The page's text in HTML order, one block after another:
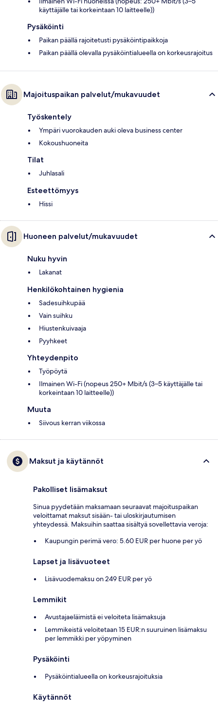
käyttäjälle tai korkeintaan 10 laitteelle))
Pysäköinti
Paikan päällä rajoitetusti pysäköintipaikkoja
Paikan päällä olevalla pysäköintialueella on korkeusrajoitus
Majoituspaikan palvelut/mukavuudet
Työskentely
Ympäri vuorokauden auki oleva business center
Kokoushuoneita
Tilat
Juhlasali
Esteettömyys
Hissi
Huoneen palvelut/mukavuudet
Nuku hyvin
Lakanat
Henkilökohtainen hygienia
Sadesuihkupää
Vain suihku
Hiustenkuivaaja
Pyyhkeet
Yhteydenpito
Työpöytä
Ilmainen Wi-Fi (nopeus 250+ Mbit/s (3–5 käyttäjälle tai
korkeintaan 10 laitteelle))
Muuta
Siivous kerran viikossa
Maksut ja käytännöt
Pakolliset lisämaksut
Sinua pyydetään maksamaan seuraavat majoituspaikan
veloittamat maksut sisään- tai uloskirjautumisen
yhteydessä. Maksuihin saattaa sisältyä sovellettavia veroja:
Kaupungin perimä vero: 5.60 EUR per huone per yö
Lapset ja lisävuoteet
Lisävuodemaksu on 249 EUR per yö
Lemmikit
Avustajaeläimistä ei veloiteta lisämaksuja
Lemmikeistä veloitetaan 15 EUR:n suuruinen lisämaksu
per lemmikki per yöpyminen
Pysäköinti
Pysäköintialueella on korkeusrajoituksia
Käytännöt